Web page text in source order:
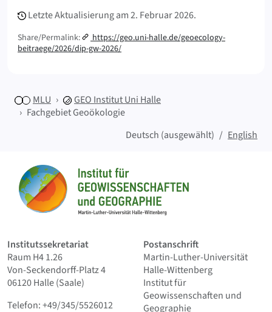
Letzte Aktualisierung am2. Februar 2026.
Share/Permalink:
https://geo.uni-halle.de/geoecology-
beitraege/2026/dip-gw-2026/
MLU GEO Institut Uni Halle
Fachgebiet Geoökologie
Deutsch (ausgewählt)
English
Startseite
Institutssekretariat
Raum H4 1.26
Von-Seckendorff-Platz 4
06120 Halle (Saale)
Telefon: +49/345/5526012
Postanschrift
Martin-Luther-Universität
Halle-Wittenberg
Institut für
Geowissenschaften und
Geographie